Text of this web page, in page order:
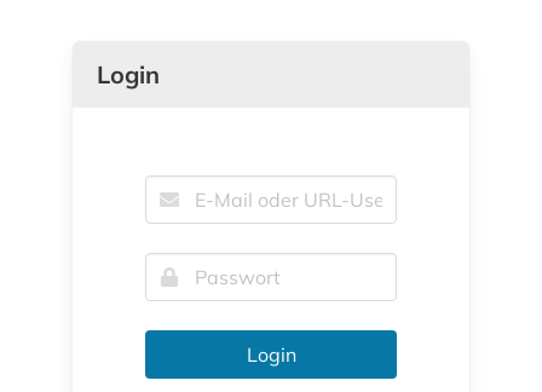
Login
Login